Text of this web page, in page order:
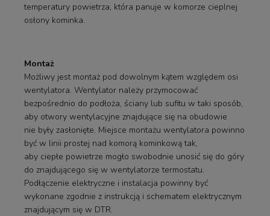
temperatury powietrza, która panuje w komorze cieplnej
osłony kominka.
Montaż
Możliwy jest montaż pod dowolnym kątem względem osi
wentylatora. Wentylator należy przymocować
bezpośrednio do podłoża, ściany lub sufitu w taki sposób,
aby otwory wentylacyjne znajdujące się na obudowie
nie były zasłonięte. Miejsce montażu wentylatora powinno
być w linii prostej nad komorą kominkową tak,
aby ciepłe powietrze mogło swobodnie unosić się do góry
do znajdującego się w wentylatorze termostatu.
Podłączenie elektryczne i instalacja powinny być
wykonane zgodnie z instrukcją i schematem elektrycznym
znajdującym się w DTR.